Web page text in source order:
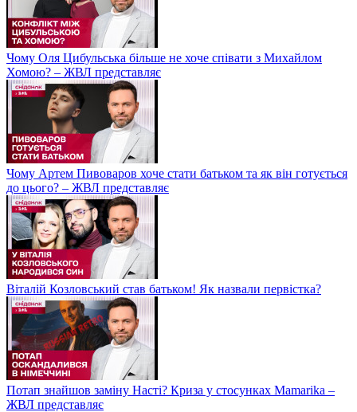
Чому Оля Цибульська більше не хоче співати з Михайлом
Хомою? – ЖВЛ представляє
Чому Артем Пивоваров хоче стати батьком та як він готується
до цього? – ЖВЛ представляє
Віталій Козловський став батьком! Як назвали первістка?
Потап знайшов заміну Насті? Криза у стосунках Mamarika –
ЖВЛ представляє